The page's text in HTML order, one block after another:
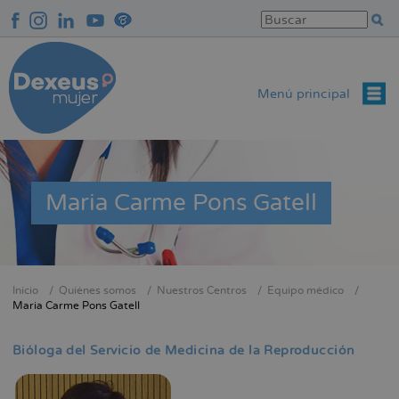
contenido
principal
Menú principal
Maria Carme Pons Gatell
Sobrescribir
de
ayuda
a
Inicio Quiénes somos Nuestros Centros
Equipo médico
Maria Carme Pons Gatell
Bióloga del Servicio de Medicina de la Reproducción